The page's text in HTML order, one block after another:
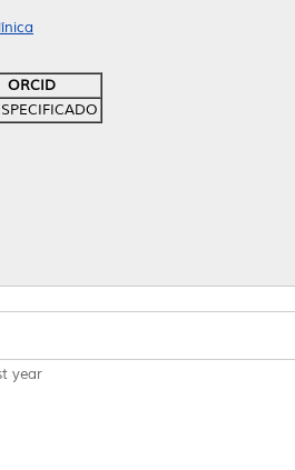
ORCID
year